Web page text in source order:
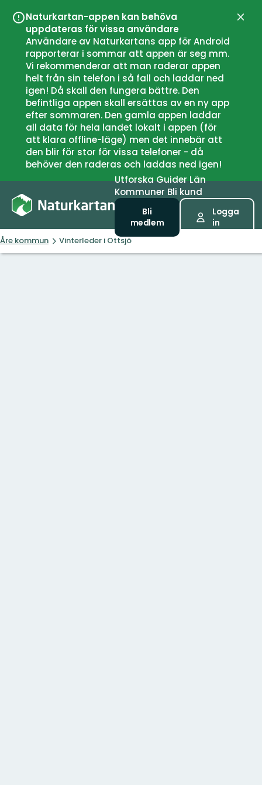
Naturkartan-appen kan behöva
uppdateras för vissa användare
Användare av Naturkartans app för Android
rapporterar i sommar att appen är seg mm.
Vi rekommenderar att man raderar appen
helt från sin telefon i så fall och laddar ned
igen! Då skall den fungera bättre. Den
befintliga appen skall ersättas av en ny app
efter sommaren. Den gamla appen laddar
all data för hela landet lokalt i appen (för
att klara offline-läge) men det innebär att
den blir för stor för vissa telefoner - då
behöver den raderas och laddas ned igen!
UtforskaGuiderLän
Kommuner Bli kund
Bli
medlem
Logga
in
Åre kommun Vinterleder i Ottsjö